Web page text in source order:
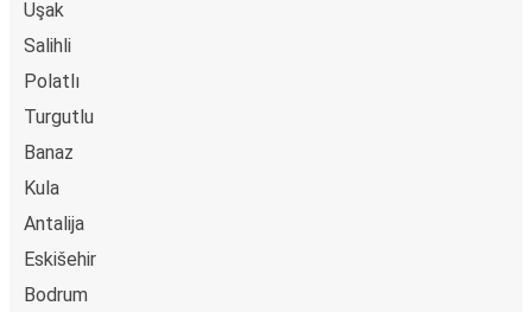
Uşak
Salihli
Polatlı
Turgutlu
Banaz
Kula
Antalija
Eskišehir
Bodrum